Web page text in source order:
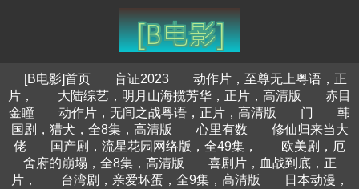
[B电影]首页 盲证2023
动作片，至尊无上粤语，正
片，
大陆综艺，明月山海揽芳华，正片，高清版
赤目
金瞳
动作片，无间之战粤语，正片，高清版 门
韩
国剧，猎犬，全8集，高清版
心里有数
修仙归来当大
佬
国产剧，流星花园网络版，全49集，
欧美剧，厄
舍府的崩塌，全8集，高清版
喜剧片，血战到底，正
片，
台湾剧，亲爱坏蛋，全9集，高清版
日本动漫，